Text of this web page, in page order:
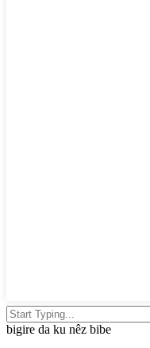
bigire da ku nêz bibe